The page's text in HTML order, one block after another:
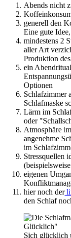
Abends nicht
generell den
Eine gute
mindestens 2
aller Art
Produktion
ein
Optionen
Schlafzimmer
Schlafmaske
Lärm im
oder
Atmosphäre
angenehme
im
Stressquellen
eigenen
hier noch der
den Schlaf
Sich glücklich